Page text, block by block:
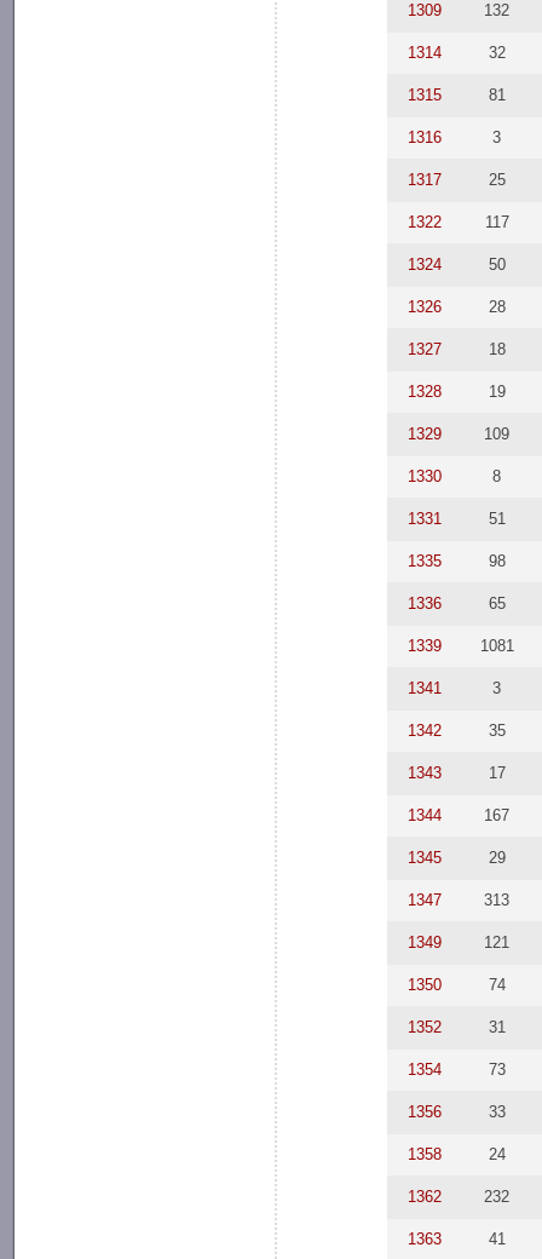
1309 132
1314 32
1315 81
1316 3
1317 25
1322 117
1324 50
1326 28
1327 18
1328 19
1329 109
1330 8
1331 51
1335 98
1336 65
1339 1081
1341 3
1342 35
1343 17
1344 167
1345 29
1347 313
1349 121
1350 74
1352 31
1354 73
1356 33
1358 24
1362 232
1363 41